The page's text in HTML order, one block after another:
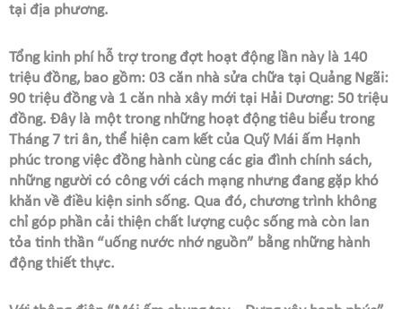
tại địa phương.
Tổng kinh phí hỗ trợ trong đợt hoạt động lần này là 140
triệu đồng, bao gồm: 03 căn nhà sửa chữa tại Quảng Ngãi:
90 triệu đồng và 1 căn nhà xây mới tại Hải Dương: 50 triệu
đồng. Đây là một trong những hoạt động tiêu biểu trong
Tháng 7 tri ân, thể hiện cam kết của Quỹ Mái ấm Hạnh
phúc trong việc đồng hành cùng các gia đình chính sách,
những người có công với cách mạng nhưng đang gặp khó
khăn về điều kiện sinh sống. Qua đó, chương trình không
chỉ góp phần cải thiện chất lượng cuộc sống mà còn lan
tỏa tinh thần “uống nước nhớ nguồn” bằng những hành
động thiết thực.